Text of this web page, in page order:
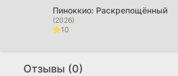
Пиноккио: Раскрепощённый
(2026)
10
(2026)
0
Отзывы (0)